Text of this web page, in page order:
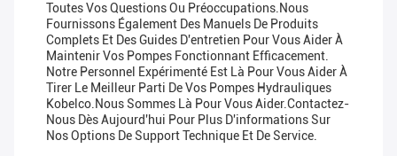
Toutes Vos Questions Ou Préoccupations.Nous
Fournissons Également Des Manuels De Produits
Complets Et Des Guides D'entretien Pour Vous Aider À
Maintenir Vos Pompes Fonctionnant Efficacement.
Notre Personnel Expérimenté Est Là Pour Vous Aider À
Tirer Le Meilleur Parti De Vos Pompes Hydrauliques
Kobelco.Nous Sommes Là Pour Vous Aider.Contactez-
Nous Dès Aujourd'hui Pour Plus D'informations Sur
Nos Options De Support Technique Et De Service.